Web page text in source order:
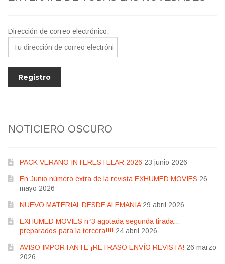
Dirección de correo electrónico:
NOTICIERO OSCURO
PACK VERANO INTERESTELAR 2026 23 junio 2026
En Junio número extra de la revista EXHUMED MOVIES 26
mayo 2026
NUEVO MATERIAL DESDE ALEMANIA 29 abril 2026
EXHUMED MOVIES nº3 agotada segunda tirada…
preparados para la tercera!!!! 24 abril 2026
AVISO IMPORTANTE ¡RETRASO ENVÍO REVISTA! 26 marzo
2026